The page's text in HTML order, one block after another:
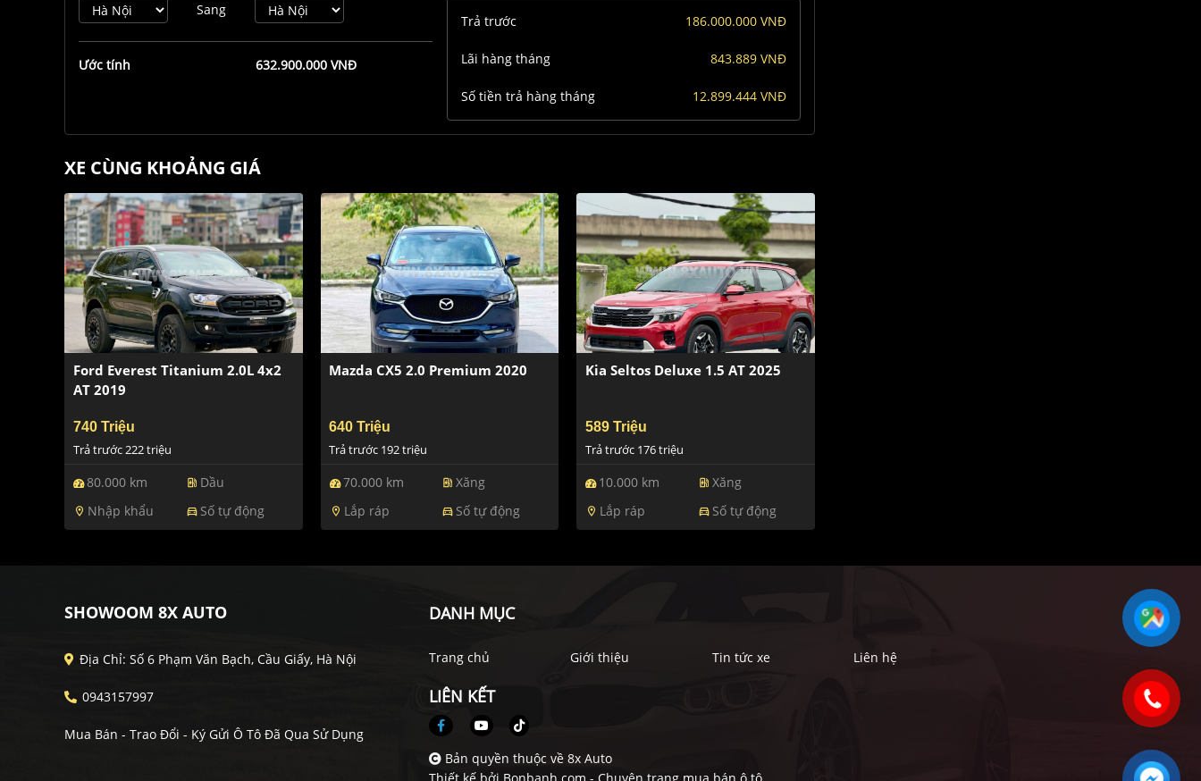
Sang
Ước tính 632.900.000 VNĐ
Trả trước 186.000.000 VNĐ
Lãi hàng tháng 843.889 VNĐ
Số tiền trả hàng tháng 12.899.444 VNĐ
XE CÙNG KHOẢNG GIÁ
Ford Everest Titanium 2.0L 4x2
AT 2019
740 Triệu
Trả trước 222 triệu
80.000 km ev_station Dầu
location_on Nhập khẩu directions_car Số tự động
Mazda CX5 2.0 Premium 2020
640 Triệu
Trả trước 192 triệu
70.000 km ev_station Xăng
location_on Lắp ráp directions_car Số tự động
Kia Seltos Deluxe 1.5 AT 2025
589 Triệu
Trả trước 176 triệu
10.000 km ev_station Xăng
location_on Lắp ráp directions_car Số tự động
SHOWOOM 8X AUTO
Địa Chỉ: Số 6 Phạm Văn Bạch, Cầu Giấy, Hà Nội
0943157997
Mua Bán - Trao Đổi - Ký Gửi Ô Tô Đã Qua Sử Dụng
DANH MỤC
Trang chủ Giới thiệu Tin tức xe Liên hệ
LIÊN KẾT
Bản quyền thuộc về 8x Auto